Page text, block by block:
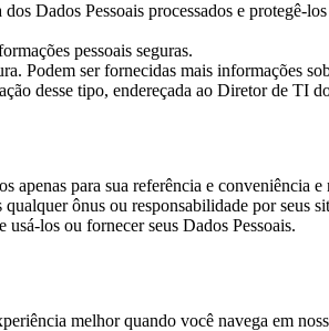
Dados Pessoais processados e protegê-
pessoais seguras.
Podem ser fornecidas mais informações
desse tipo, endereçada ao Diretor de TI
para sua referência e conveniência
ônus ou responsabilidade por seus
los ou fornecer seus Dados Pessoais.
melhor quando você navega em